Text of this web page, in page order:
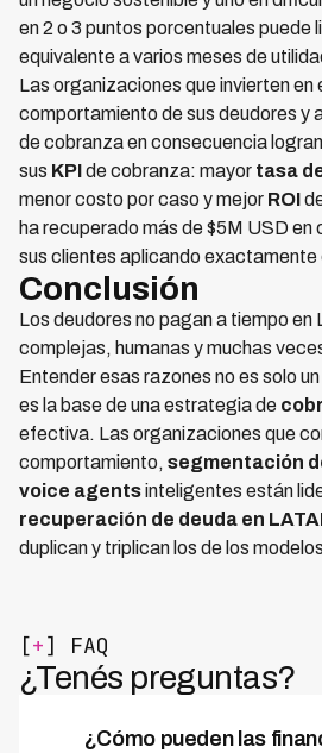
en 2 o 3 puntos porcentuales puede
equivalente a varios meses de
Las organizaciones que invierten en
comportamiento de sus deudores y
de cobranza en consecuencia
sus KPI de cobranza: mayor tasa
menor costo por caso y mejor ROI
ha recuperado más de $5M USD
sus clientes aplicando
Conclusión
Los deudores no pagan a tiempo en
complejas, humanas y muchas
Entender esas razones no es solo
es la base de una estrategia de
efectiva. Las organizaciones que
comportamiento, segmentación
voice agentsinteligentes están
recuperación de deuda en
duplican y triplican los de los
[+] FAQ
¿Tenés preguntas?
¿Cómo pueden las